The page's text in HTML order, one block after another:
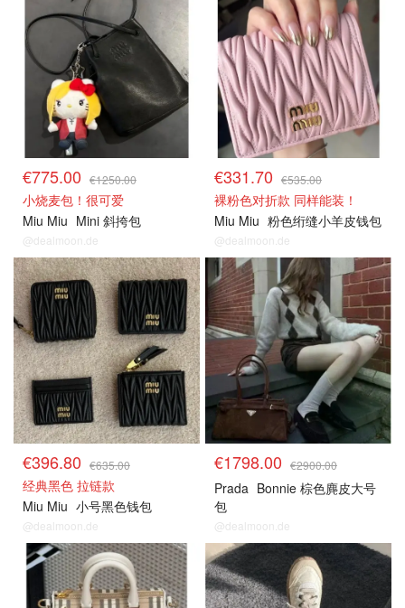
€775.00 €1250.00
小烧麦包！很可爱
Miu Miu Mini 斜挎包
@dealmoon.de
€331.70 €535.00
裸粉色对折款 同样能装！
Miu Miu 粉色绗缝小羊皮钱包
@dealmoon.de
€396.80 €635.00
经典黑色 拉链款
Miu Miu 小号黑色钱包
@dealmoon.de
€1798.00 €2900.00
Prada Bonnie 棕色麂皮大号
包
@dealmoon.de